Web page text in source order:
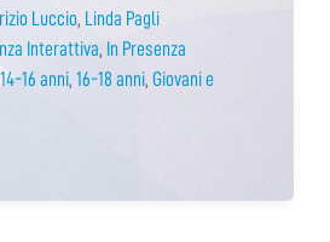
Luccio, Linda Pagli
Interattiva, In Presenza
14-16 anni, 16-18 anni, Giovani e